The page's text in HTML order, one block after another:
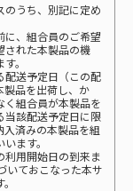
のうち、別記に定め
に、組合員のご希望
された本製品の機
。
配送予定日（この配
製品を出荷し、か
く組合員が本製品を
当該配送予定日に限
入済みの本製品を組
ます。
利用開始日の到来ま
いておこなった本サ